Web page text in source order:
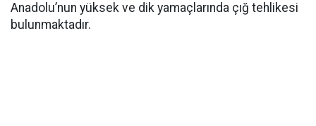
Anadolu’nun yüksek ve dik yamaçlarında çığ tehlikesi
bulunmaktadır.